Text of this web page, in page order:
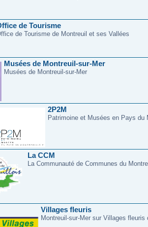
de Tourisme
de Tourisme de Montreuil et ses Vallées
Musées de Montreuil-sur-Mer
Musées de Montreuil-sur-Mer
2P2M
Patrimoine et Musées en Pays du
La CCM
La Communauté de Communes du
Villages fleuris
Montreuil-sur-Mer sur Villages fleuris